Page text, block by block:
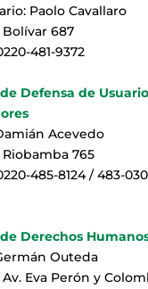
Paolo Cavallaro
687
481-9372
Defensa de
Acevedo
765
485-8124 / 483-
Derechos
Outeda
Eva Perón y